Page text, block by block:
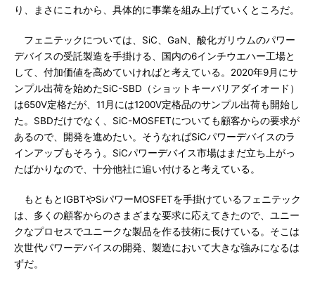
り、まさにこれから、具体的に事業を組み上げていくところだ。
フェニテックについては、SiC、GaN、酸化ガリウムのパワー
デバイスの受託製造を手掛ける、国内の6インチウエハー工場と
して、付加価値を高めていければと考えている。2020年9月にサ
ンプル出荷を始めたSiC-SBD（ショットキーバリアダイオード）
は650V定格だが、11月には1200V定格品のサンプル出荷も開始し
た。SBDだけでなく、SiC-MOSFETについても顧客からの要求が
あるので、開発を進めたい。そうなればSiCパワーデバイスのラ
インアップもそろう。SiCパワーデバイス市場はまだ立ち上がっ
たばかりなので、十分他社に追い付けると考えている。
もともとIGBTやSiパワーMOSFETを手掛けているフェニテック
は、多くの顧客からのさまざまな要求に応えてきたので、ユニー
クなプロセスでユニークな製品を作る技術に長けている。そこは
次世代パワーデバイスの開発、製造において大きな強みになるは
ずだ。